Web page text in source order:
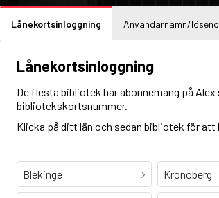
Lånekortsinloggning Användarnamn/
Lånekortsinloggning
De flesta bibliotek har abonnemang på
bibliotekskortsnummer.
Klicka på ditt län och sedan bibliotek för att
Blekinge Kronoberg